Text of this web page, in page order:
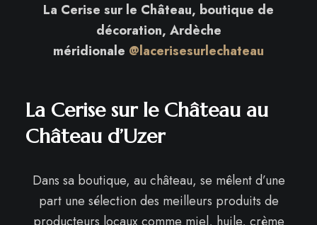
La Cerise sur le Château, boutique de
décoration, Ardèche
méridionale @lacerisesurlechateau
La Cerise sur le Château au
Château d’Uzer
Dans sa boutique, au château, se mêlent d’une
part une sélection des meilleurs produits de